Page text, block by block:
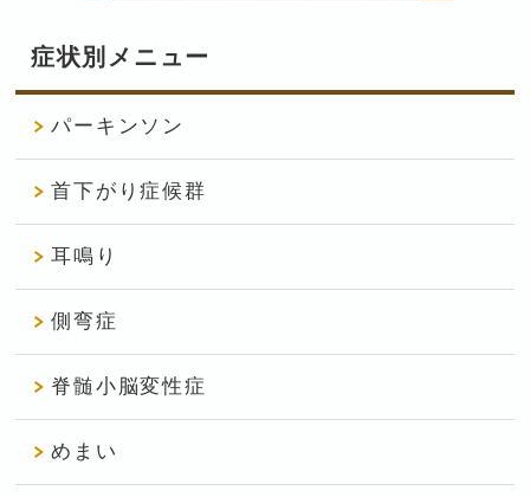
症状別メニュー
パーキンソン
首下がり症候群
耳鳴り
側弯症
脊髄小脳変性症
めまい